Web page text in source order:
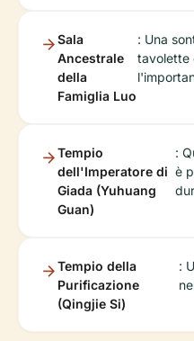
Sala
Ancestrale
della
Famiglia Luo
: Una
tavolette
Tempio
dell'Imperatore di
Giada (Yuhuang
Guan)
:
è
Tempio della
Purificazione
(Qingjie Si)
: